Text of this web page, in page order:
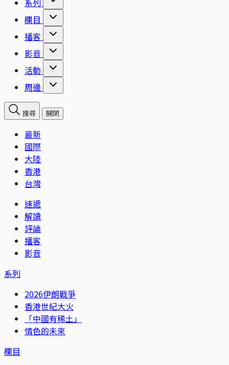
系列
欄目
播客
影音
活動
周邊
搜尋 關閉
最新
國際
大陸
香港
台灣
速遞
解讀
評論
播客
影音
系列
2026伊朗戰爭
香港世紀大火
「中國有稀土」
情色的未來
欄目